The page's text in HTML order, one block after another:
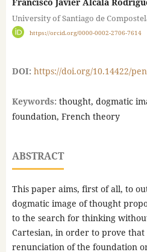
University of Santiago de
https://orcid.org/0000-0002-2706-7614
DOI: https://doi.org/10.14422/
Keywords: thought, dogmatic
foundation, French theory
ABSTRACT
This paper aims, first of all, to
dogmatic image of thought
to the search for thinking
Cartesian, in order to prove
renunciation of the foundation